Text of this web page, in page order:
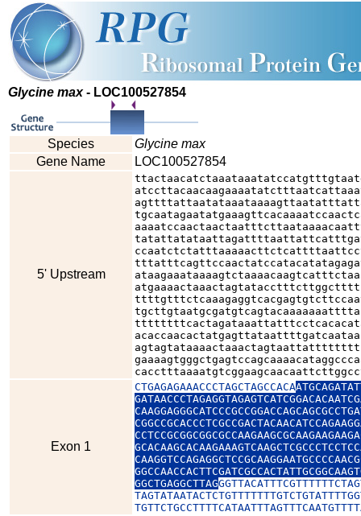
Glycine max- LOC100527854
Species
Glycine max
Gene Name
LOC100527854
5' Upstream
Exon 1
CTGAGAGAAACCCTAGCTAGCCACA
GGCTGAGGCTTAG